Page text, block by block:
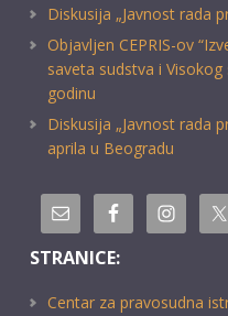
Diskusija „Javnost rada
Objavljen CEPRIS-ov
saveta sudstva i
godinu
Diskusija „Javnost rada
aprila u Beogradu
STRANICE:
Centar za pravosudna